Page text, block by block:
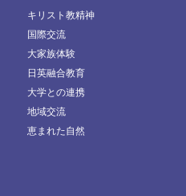
キリスト教精神
国際交流
大家族体験
日英融合教育
大学との連携
地域交流
恵まれた自然